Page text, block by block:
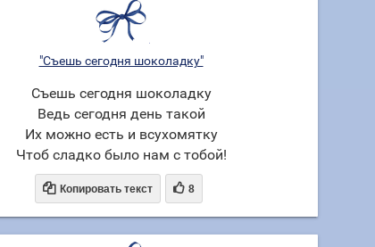
"Съешь сегодня шоколадку"
Съешь сегодня шоколадку
Ведь сегодня день такой
Их можно есть и всухомятку
Чтоб сладко было нам с тобой!
 Копировать текст  8